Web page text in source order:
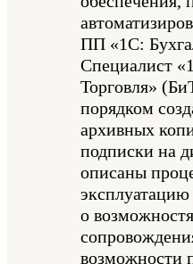
ПП «1С:
Специалист
Торговля»
порядком
архивных
подписки на
описаны
о
возможности